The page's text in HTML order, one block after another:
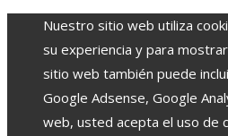
Nuestro sitio web utiliza
su experiencia y para
sitio web también puede
Google Adsense, Google
web, usted acepta el uso de